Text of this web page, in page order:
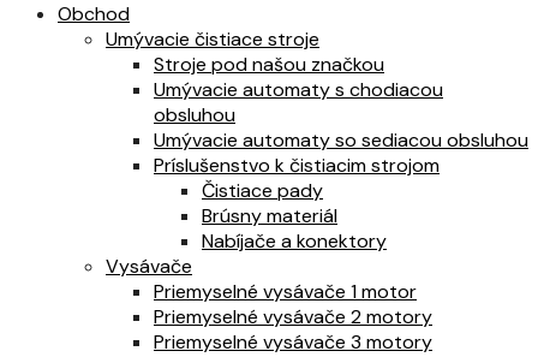
Obchod
Umývacie čistiace stroje
Stroje pod našou značkou
Umývacie automaty s chodiacou
obsluhou
Umývacie automaty so sediacou obsluhou
Príslušenstvo k čistiacim strojom
Čistiace pady
Brúsny materiál
Nabíjače a konektory
Vysávače
Priemyselné vysávače 1 motor
Priemyselné vysávače 2 motory
Priemyselné vysávače 3 motory